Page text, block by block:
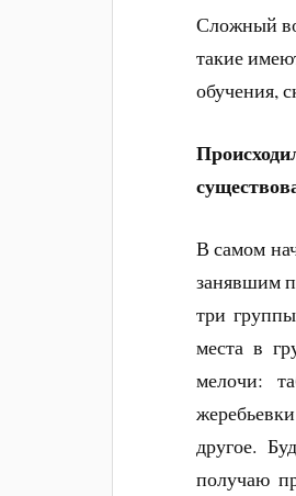
Сложный
такие
обучения,
В самом
занявшим
три
места в
мелочи:
другое.
получаю